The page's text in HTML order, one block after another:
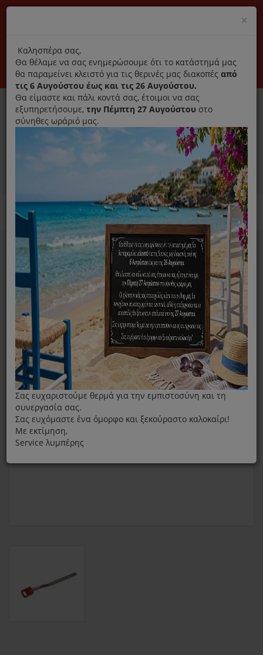
Αποκλειστικά γνήσια ανταλλακτικά
Σύνδεση Εγγραφή Εταιρεία Επικοινωνία
0
Ανταλλακτικά ηλεκτρικών συσκευών MENU
Home Σίδερο
Ανταλλακτικά Σιδέρου
Τάπα Καθαρισμού Μποίλερ Για Τη Γεννήτρια Ατμού Tefal
CS-00130883
×
title
Καλησπέρα σας,
Θα θέλαμε να σας ενημερώσουμε ότι το κατάστημά μας
θα παραμείνει κλειστό για τις θερινές μας διακοπές από
τις 6 Αυγούστου έως και τις 26 Αυγούστου.
Θα είμαστε και πάλι κοντά σας, έτοιμοι να σας
εξυπηρετήσουμε, την Πέμπτη 27 Αυγούστου στο
σύνηθες ωράριό μας.
Σας ευχαριστούμε θερμά για την εμπιστοσύνη και τη
συνεργασία σας.
Σας ευχόμαστε ένα όμορφο και ξεκούραστο καλοκαίρι!
Με εκτίμηση,
Service λυμπέρης